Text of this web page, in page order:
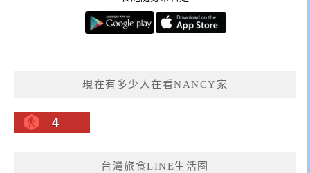
現在有多少人在看NANCY家
4
台灣旅食LINE生活圈